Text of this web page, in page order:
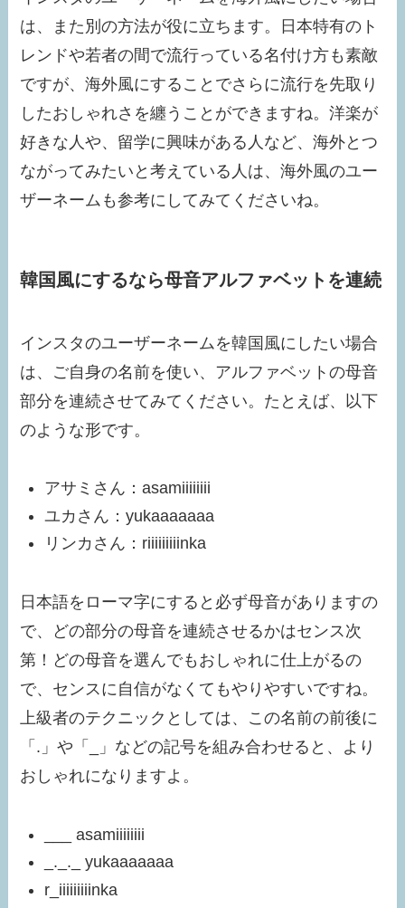
は、また別の方法が役に立ちます。日本特有のト
レンドや若者の間で流行っている名付け方も素敵
ですが、海外風にすることでさらに流行を先取り
したおしゃれさを纏うことができますね。洋楽が
好きな人や、留学に興味がある人など、海外とつ
ながってみたいと考えている人は、海外風のユー
ザーネームも参考にしてみてくださいね。
韓国風にするなら母音アルファベットを連続
インスタのユーザーネームを韓国風にしたい場合
は、ご自身の名前を使い、アルファベットの母音
部分を連続させてみてください。たとえば、以下
のような形です。
アサミさん：asamiiiiiiii
ユカさん：yukaaaaaaa
リンカさん：riiiiiiiiinka
日本語をローマ字にすると必ず母音がありますの
で、どの部分の母音を連続させるかはセンス次
第！どの母音を選んでもおしゃれに仕上がるの
で、センスに自信がなくてもやりやすいですね。
上級者のテクニックとしては、この名前の前後に
「.」や「_」などの記号を組み合わせると、より
おしゃれになりますよ。
___ asamiiiiiiii
_._._ yukaaaaaaa
r_iiiiiiiiinka